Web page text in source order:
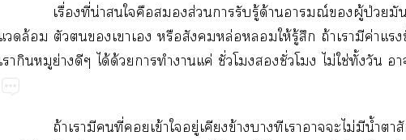
ื่​ี่​น่​​​​​ส่​​​ู้​ด้​ณ์​​ู้​ป่
​ล้​​​​​​​​ล่​​ให้​ู้​​ถ้​​​ค่
​​​ย่​​ได้​ด้​​​​ค่​ั่​​​ั่​​ไม่​ใช่​ั้
ถ้​​​​ี่​​ข้​​ู่​​ข้​​​​​​ไม่​​น้ำ​